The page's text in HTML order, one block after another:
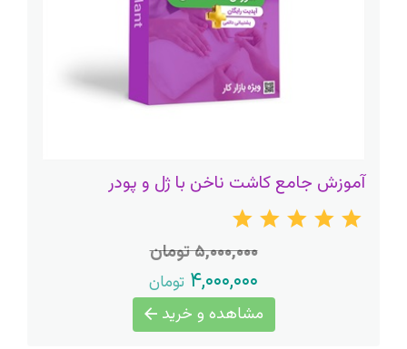
آموزش جامع کاشت ناخن با ژل و پودر
۵,۰۰۰,۰۰۰ تومان
۴,۰۰۰,۰۰۰ تومان
مشاهده و خرید